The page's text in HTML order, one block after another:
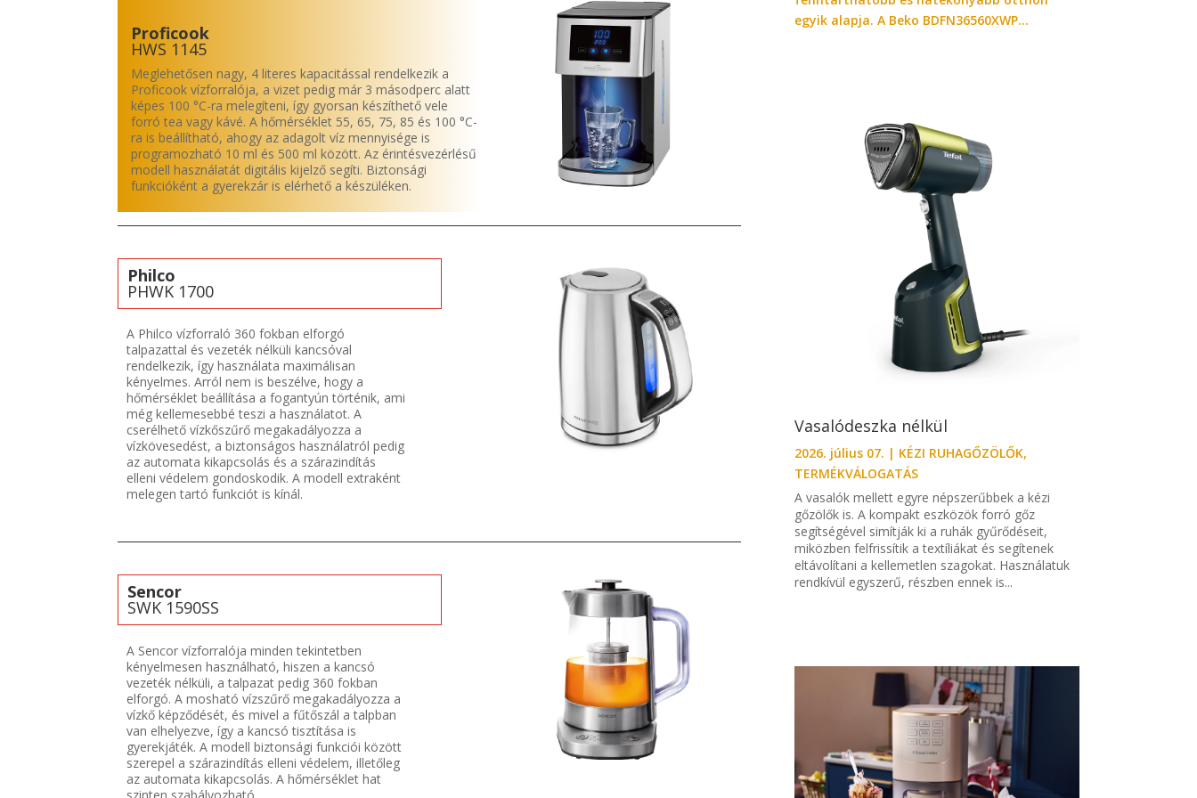
Proficook
HWS 1145
Meglehetősen nagy, 4 literes kapacitással rendelkezik a
Proficook vízforralója, a vizet pedig már 3 másodperc alatt
képes 100 °C-ra melegíteni, így gyorsan készíthető vele
forró tea vagy kávé. A hőmérséklet 55, 65, 75, 85 és 100 °C-
ra is beállítható, ahogy az adagolt víz mennyisége is
programozható 10 ml és 500 ml között. Az érintésvezérlésű
modell használatát digitális kijelző segíti. Biztonsági
funkcióként a gyerekzár is elérhető a készüléken.
Philco
PHWK 1700
A Philco vízforraló 360 fokban elforgó
talpazattal és vezeték nélküli kancsóval
rendelkezik, így használata maximálisan
kényelmes. Arról nem is beszélve, hogy a
hőmérséklet beállítása a fogantyún történik, ami
még kellemesebbé teszi a használatot. A
cserélhető vízkőszűrő megakadályozza a
vízkövesedést, a biztonságos használatról pedig
az automata kikapcsolás és a szárazindítás
elleni védelem gondoskodik. A modell extraként
melegen tartó funkciót is kínál.
Sencor
SWK 1590SS
A Sencor vízforralója minden tekintetben
kényelmesen használható, hiszen a kancsó
vezeték nélküli, a talpazat pedig 360 fokban
elforgó. A mosható vízszűrő megakadályozza a
vízkő képződését, és mivel a fűtőszál a talpban
van elhelyezve, így a kancsó tisztítása is
gyerekjáték. A modell biztonsági funkciói között
szerepel a szárazindítás elleni védelem, illetőleg
az automata kikapcsolás. A hőmérséklet hat
szinten szabályozható.
egyik alapja. A Beko BDFN36560XWP...
Vasalódeszka nélkül
2026. július 07. | KÉZI RUHAGŐZÖLŐK,
TERMÉKVÁLOGATÁS
A vasalók mellett egyre népszerűbbek a kézi
gőzölők is. A kompakt eszközök forró gőz
segítségével simítják ki a ruhák gyűrődéseit,
miközben felfrissítik a textíliákat és segítenek
eltávolítani a kellemetlen szagokat. Használatuk
rendkívül egyszerű, részben ennek is...